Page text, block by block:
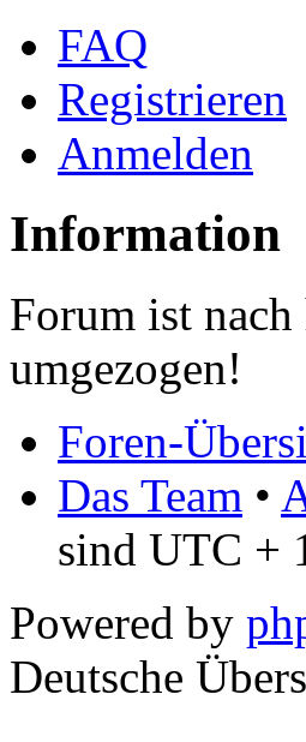
FAQ
Registrieren
Anmelden
Information
Forum ist
umgezogen!
Foren-
Das Team •
sind UTC +
Powered by
Deutsche